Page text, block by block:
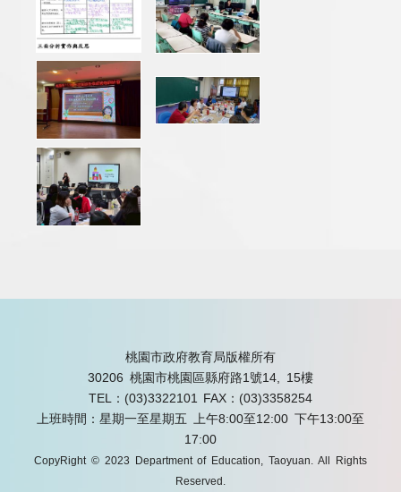
桃園市政府教育局版權所有
30206 桃園市桃園區縣府路1號14, 15樓
TEL：(03)3322101
FAX：(03)3358254
上班時間：星期一至星期五 上午8:00至12:00 下午13:00至
17:00
CopyRight © 2023 Department of Education, Taoyuan. All Rights
Reserved.